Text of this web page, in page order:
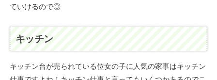
ていけるので◎
キッチン
キッチン台が売られている位女の子に人気の家事はキッチン